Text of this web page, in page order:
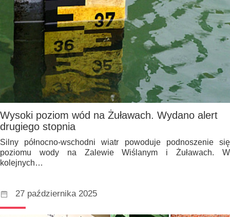
Wysoki poziom wód na Żuławach. Wydano alert
drugiego stopnia
Silny północno-wschodni wiatr powoduje podnoszenie się
poziomu wody na Zalewie Wiślanym i Żuławach. W
kolejnych…
27 października 2025